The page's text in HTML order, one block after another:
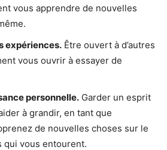
vous apprendre de nouvelles
expériences. Être ouvert à d’autres
vous ouvrir à essayer de
personnelle. Garder un esprit
à grandir, en tant que
de nouvelles choses sur le
qui vous entourent.